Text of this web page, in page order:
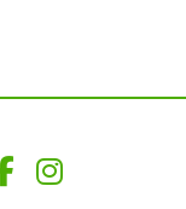
Facebook
Instagram